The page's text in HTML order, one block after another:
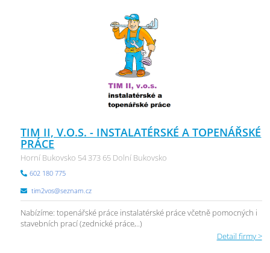
TIM II, V.O.S. - INSTALATÉRSKÉ A TOPENÁŘSKÉ
PRÁCE
Horní Bukovsko 54 373 65 Dolní Bukovsko
602 180 775
tim2vos@seznam.cz
Nabízíme: topenářské práce instalatérské práce včetně pomocných i
stavebních prací (zednické práce,..)
Detail firmy >